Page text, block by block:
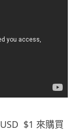
USD $1 來購買